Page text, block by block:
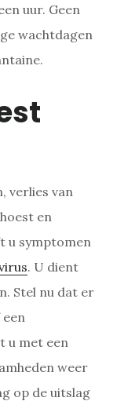
uur. Geen
wachtdagen
verlies van
en
u symptomen
. U dient
Stel nu dat er
u met een
weer
op de uitslag